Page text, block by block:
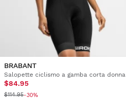
BRABANT
Salopette ciclismo a gamba corta donna
$84.95
$114.95-30%